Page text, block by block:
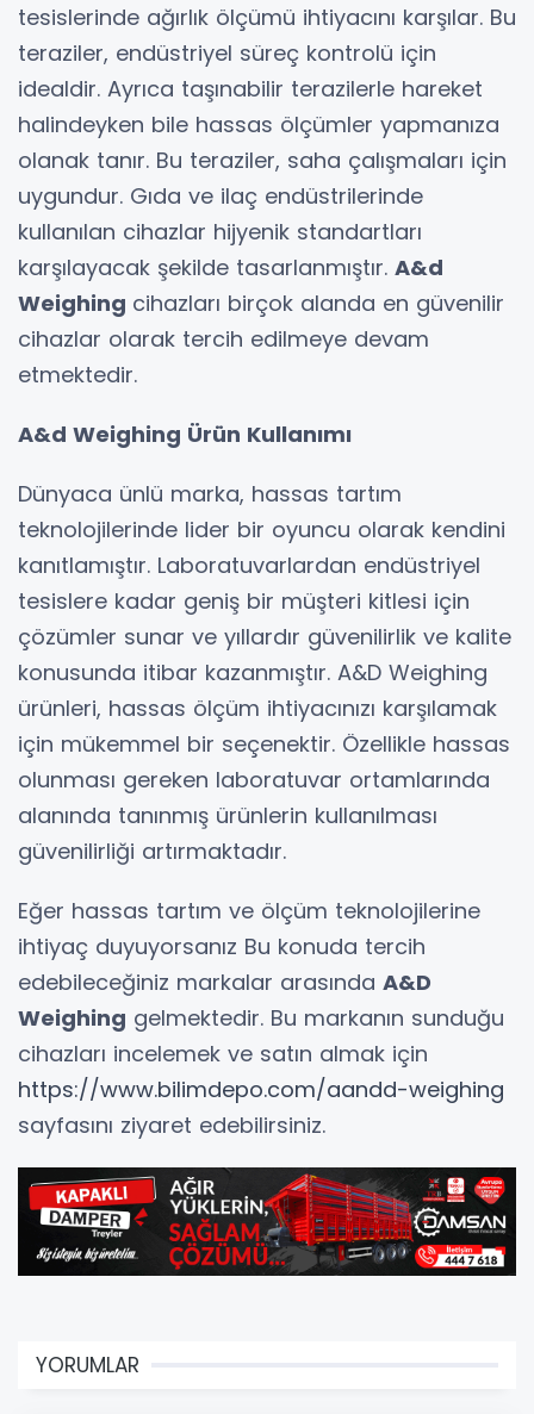
tesislerinde ağırlık ölçümü ihtiyacını karşılar. Bu
teraziler, endüstriyel süreç kontrolü için
idealdir. Ayrıca taşınabilir terazilerle hareket
halindeyken bile hassas ölçümler yapmanıza
olanak tanır. Bu teraziler, saha çalışmaları için
uygundur. Gıda ve ilaç endüstrilerinde
kullanılan cihazlar hijyenik standartları
karşılayacak şekilde tasarlanmıştır. A&d
Weighing cihazları birçok alanda en güvenilir
cihazlar olarak tercih edilmeye devam
etmektedir.
A&d Weighing Ürün Kullanımı
Dünyaca ünlü marka, hassas tartım
teknolojilerinde lider bir oyuncu olarak kendini
kanıtlamıştır. Laboratuvarlardan endüstriyel
tesislere kadar geniş bir müşteri kitlesi için
çözümler sunar ve yıllardır güvenilirlik ve kalite
konusunda itibar kazanmıştır. A&D Weighing
ürünleri, hassas ölçüm ihtiyacınızı karşılamak
için mükemmel bir seçenektir. Özellikle hassas
olunması gereken laboratuvar ortamlarında
alanında tanınmış ürünlerin kullanılması
güvenilirliği artırmaktadır.
Eğer hassas tartım ve ölçüm teknolojilerine
ihtiyaç duyuyorsanız Bu konuda tercih
edebileceğiniz markalar arasında A&D
Weighing gelmektedir. Bu markanın sunduğu
cihazları incelemek ve satın almak için
https://www.bilimdepo.com/aandd-weighing
sayfasını ziyaret edebilirsiniz.
YORUMLAR